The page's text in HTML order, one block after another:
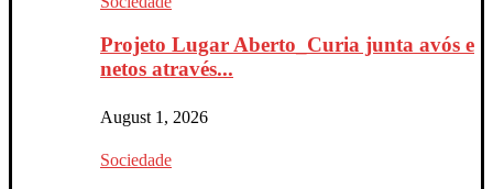
Projeto Lugar Aberto_Curia junta avós e
netos através...
August 1, 2026
Sociedade